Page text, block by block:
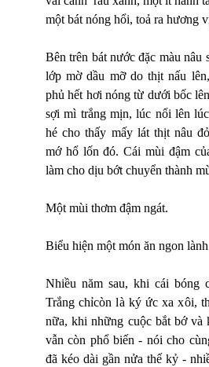
một bát nóng hổi, toả ra hương
Bên trên bát nước đặc màu nâu
lớp mờ dầu mỡ do thịt nấu
phủ hết hơi nóng từ dưới bốc
sợi mì trắng mịn, lúc nổi lên
hé cho thấy mấy lát thịt nâu
mớ hổ lốn đó. Cái mùi đậm
làm cho dịu bớt chuyển thành
Một mùi thơm đậm ngát.
Biểu hiện một món ăn ngon
Nhiều năm sau, khi cái bóng
Trắng chỉcòn là ký ức xa xôi,
nữa, khi những cuộc bắt bớ và
vẫn còn phổ biến - nói cho
đã kéo dài gần nửa thế kỷ -